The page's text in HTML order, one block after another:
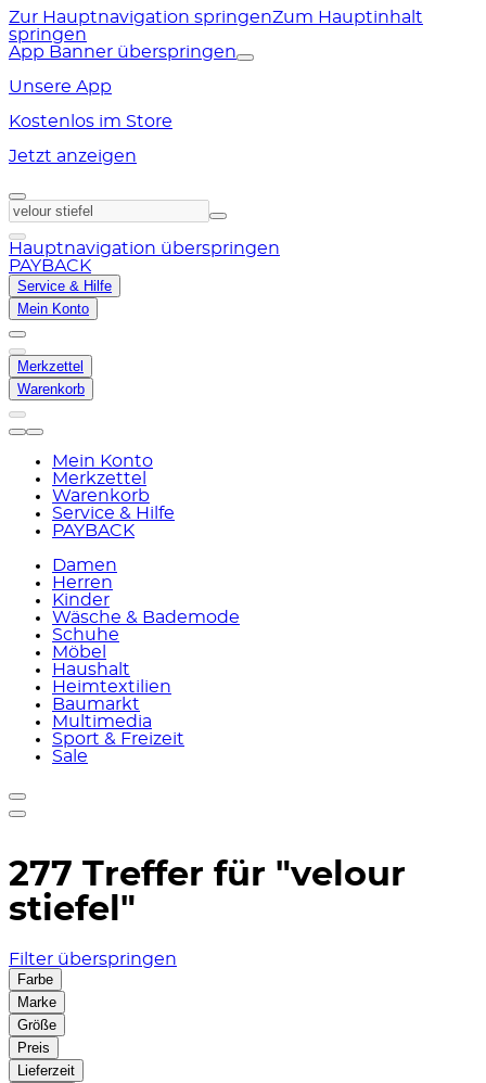
Zur Hauptnavigation springenZum Hauptinhalt
springen
App Banner überspringen
Unsere App
Kostenlos im Store
Jetzt anzeigen
Hauptnavigation überspringen
PAYBACK
Service & Hilfe
Mein Konto
Merkzettel
Warenkorb
Mein Konto
Merkzettel
Warenkorb
Service & Hilfe
PAYBACK
Damen
Herren
Kinder
Wäsche & Bademode
Schuhe
Möbel
Haushalt
Heimtextilien
Baumarkt
Multimedia
Sport & Freizeit
Sale
277 Treffer für "velour
stiefel"
Filter überspringen
Farbe
Marke
Größe
Preis
Lieferzeit